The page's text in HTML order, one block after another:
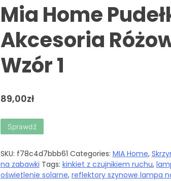
Mia Home
Akcesoria
Wzór 1
89,00zł
Sprawdź
SKU: f78c4d7bbb61 Categories: MIA Home,
na zabawki Tags: kinkiet z czujnikiem ruchu,
oświetlenie solarne, reflektory szynowe lampa